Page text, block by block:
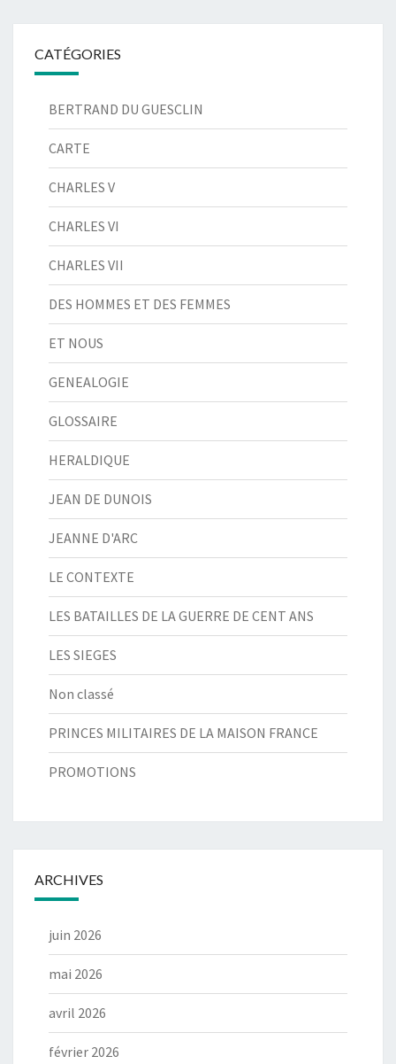
CATÉGORIES
BERTRAND DU GUESCLIN
CARTE
CHARLES V
CHARLES VI
CHARLES VII
DES HOMMES ET DES FEMMES
ET NOUS
GENEALOGIE
GLOSSAIRE
HERALDIQUE
JEAN DE DUNOIS
JEANNE D'ARC
LE CONTEXTE
LES BATAILLES DE LA GUERRE DE CENT ANS
LES SIEGES
Non classé
PRINCES MILITAIRES DE LA MAISON FRANCE
PROMOTIONS
ARCHIVES
juin 2026
mai 2026
avril 2026
février 2026